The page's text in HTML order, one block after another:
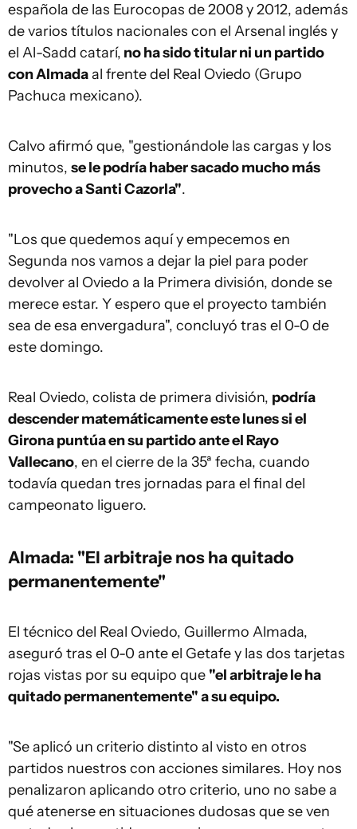
española de las Eurocopas de 2008 y 2012, además
de varios títulos nacionales con el Arsenal inglés y
el Al-Sadd catarí, no ha sido titular ni un partido
con Almadaal frente del Real Oviedo (Grupo
Pachuca mexicano).
Calvo afirmó que, "gestionándole las cargas y los
minutos, se le podría haber sacado mucho más
provecho a Santi Cazorla".
"Los que quedemos aquí y empecemos en
Segunda nos vamos a dejar la piel para poder
devolver al Oviedo a la Primera división, donde se
merece estar. Y espero que el proyecto también
sea de esa envergadura", concluyó tras el 0-0 de
este domingo.
Real Oviedo, colista de primera división, podría
descender matemáticamente este lunes si el
Girona puntúa en su partido ante el Rayo
Vallecano, en el cierre de la 35ª fecha, cuando
todavía quedan tres jornadas para el final del
campeonato liguero.
Almada: "El arbitraje nos ha quitado
permanentemente"
El técnico del Real Oviedo, Guillermo Almada,
aseguró tras el 0-0 ante el Getafe y las dos tarjetas
rojas vistas por su equipo que "el arbitraje le ha
quitado permanentemente" a su equipo.
"Se aplicó un criterio distinto al visto en otros
partidos nuestros con acciones similares. Hoy nos
penalizaron aplicando otro criterio, uno no sabe a
qué atenerse en situaciones dudosas que se ven